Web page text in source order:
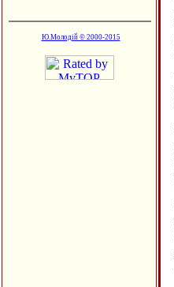
Ю.Молодій © 2000-2015